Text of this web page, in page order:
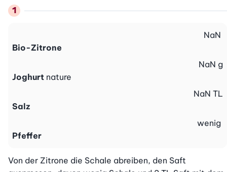
Bio-Zitrone
NaN
Joghurt nature
NaN g
Salz
NaN TL
Pfeffer
wenig
Von der Zitrone die Schale abreiben, den Saft